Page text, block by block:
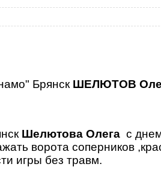
Брянск ШЕЛЮТОВ
Шелютова Олегас
ворота соперников
игры без травм.